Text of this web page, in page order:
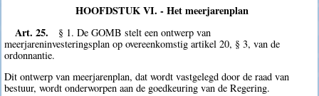
HOOFDSTUK VI. - Het meerjarenplan
Art. 25.
§ 1. De GOMB stelt een ontwerp van
meerjareninvesteringsplan op overeenkomstig artikel 20, § 3, van de
ordonnantie.
Dit ontwerp van meerjarenplan, dat wordt vastgelegd door de raad van
bestuur, wordt onderworpen aan de goedkeuring van de Regering.